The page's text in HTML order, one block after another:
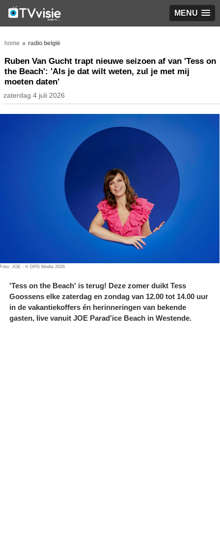
MENU
home radio belgië
Ruben Van Gucht trapt nieuwe seizoen af van 'Tess on
the Beach': 'Als je dat wilt weten, zul je met mij
moeten daten'
zaterdag 4 juli 2026
Foto: JOE - © DPG Media 2026
'Tess on the Beach' is terug! Deze zomer duikt Tess
Goossens elke zaterdag en zondag van 12.00 tot 14.00 uur
in de vakantiekoffers én herinneringen van bekende
gasten, live vanuit JOE Parad'ice Beach in Westende.